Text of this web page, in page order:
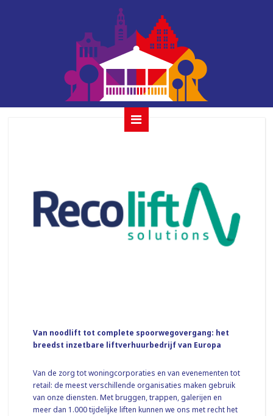
reco lift solutions
Van noodlift tot complete spoorwegovergang: het
breedst inzetbare liftverhuurbedrijf van Europa
Van de zorg tot woningcorporaties en van evenementen tot
retail: de meest verschillende organisaties maken gebruik
van onze diensten. Met bruggen, trappen, galerijen en
meer dan 1.000 tijdelijke liften kunnen we ons met recht het